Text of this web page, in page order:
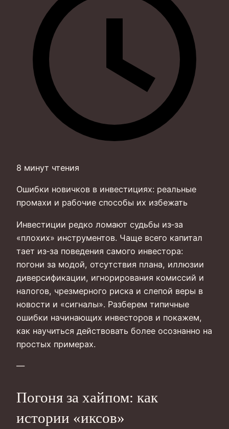
8 минут чтения
Ошибки новичков в инвестициях: реальные
промахи и рабочие способы их избежать
Инвестиции редко ломают судьбы из‑за
«плохих» инструментов. Чаще всего капитал
тает из‑за поведения самого инвестора:
погони за модой, отсутствия плана, иллюзии
диверсификации, игнорирования комиссий и
налогов, чрезмерного риска и слепой веры в
новости и «сигналы». Разберем типичные
ошибки начинающих инвесторов и покажем,
как научиться действовать более осознанно на
простых примерах.
—
Погоня за хайпом: как
истории «иксов»